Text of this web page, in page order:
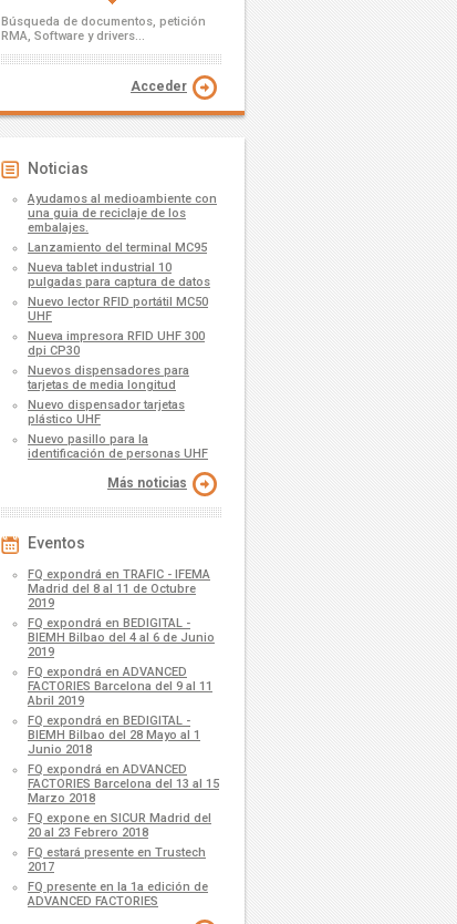
Búsqueda de documentos, petición
RMA, Software y drivers...
Acceder
Noticias
Ayudamos al medioambiente con
una guia de reciclaje de los
embalajes.
Lanzamiento del terminal MC95
Nueva tablet industrial 10
pulgadas para captura de datos
Nuevo lector RFID portátil MC50
UHF
Nueva impresora RFID UHF 300
dpi CP30
Nuevos dispensadores para
tarjetas de media longitud
Nuevo dispensador tarjetas
plástico UHF
Nuevo pasillo para la
identificación de personas UHF
Más noticias
Eventos
FQ expondrá en TRAFIC - IFEMA
Madrid del 8 al 11 de Octubre
2019
FQ expondrá en BEDIGITAL -
BIEMH Bilbao del 4 al 6 de Junio
2019
FQ expondrá en ADVANCED
FACTORIES Barcelona del 9 al 11
Abril 2019
FQ expondrá en BEDIGITAL -
BIEMH Bilbao del 28 Mayo al 1
Junio 2018
FQ expondrá en ADVANCED
FACTORIES Barcelona del 13 al 15
Marzo 2018
FQ expone en SICUR Madrid del
20 al 23 Febrero 2018
FQ estará presente en Trustech
2017
FQ presente en la 1a edición de
ADVANCED FACTORIES